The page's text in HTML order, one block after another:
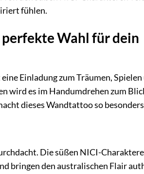
fühlen.
Wahl für dein
Einladung zum Träumen, Spielen
wird es im Handumdrehen zum
dieses Wandtattoo so
Die süßen NICI-
bringen den australischen Flair